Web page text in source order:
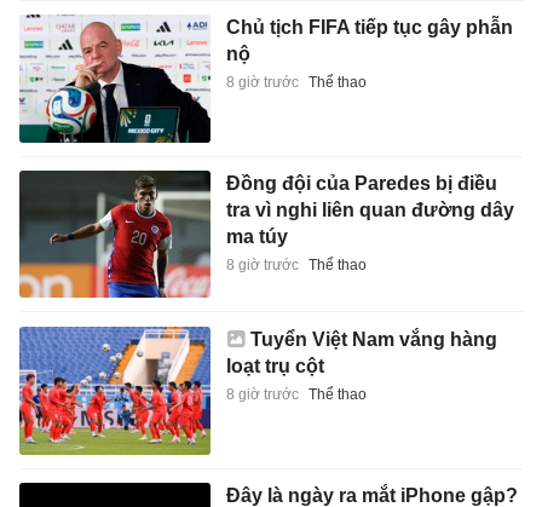
Chủ tịch FIFA tiếp tục gây phẫn
nộ
8 giờ trước Thể thao
Đồng đội của Paredes bị điều
tra vì nghi liên quan đường dây
ma túy
8 giờ trước Thể thao
Tuyển Việt Nam vắng hàng
loạt trụ cột
8 giờ trước Thể thao
Đây là ngày ra mắt iPhone gập?